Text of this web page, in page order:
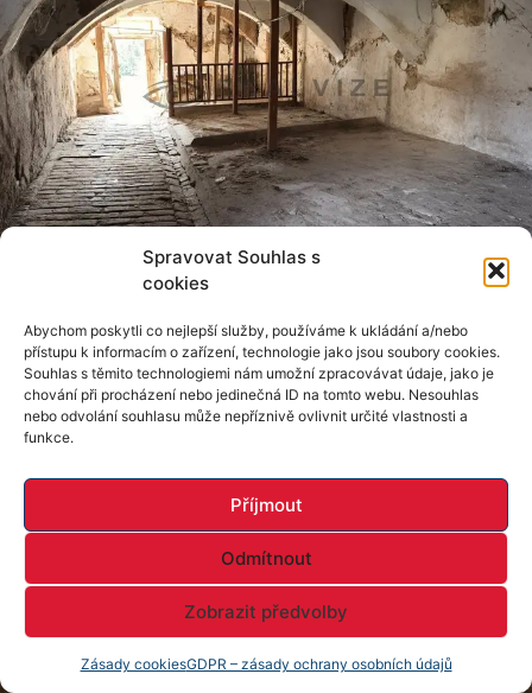
Spravovat Souhlas s
cookies
Abychom poskytli co nejlepší služby, používáme k ukládání a/nebo
přístupu k informacím o zařízení, technologie jako jsou soubory cookies.
Souhlas s těmito technologiemi nám umožní zpracovávat údaje, jako je
chování při procházení nebo jedinečná ID na tomto webu. Nesouhlas
nebo odvolání souhlasu může nepříznivě ovlivnit určité vlastnosti a
funkce.
Příjmout
Odmítnout
Zobrazit předvolby
Zásady cookiesGDPR – zásady ochrany osobních údajů